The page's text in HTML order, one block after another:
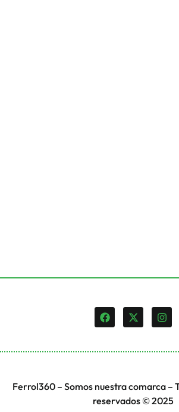
Ferrol360 – Somos nuestra comarca –
reservados © 2025